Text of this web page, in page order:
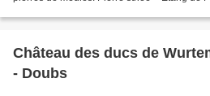
Château des ducs de
- Doubs